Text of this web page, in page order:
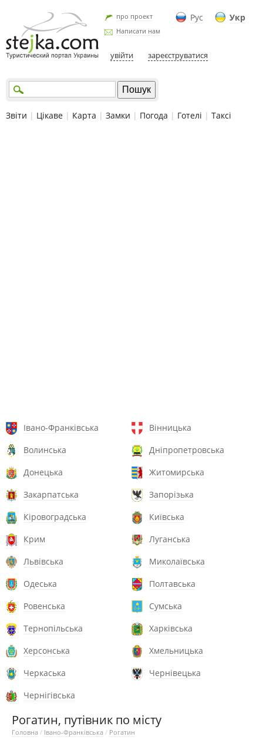
Рус Укр
про проект
Написати нам
увійти зареєструватися
Звіти | Цікаве | Карта | Замки | Погода | Готелі | Таксі
Івано-Франківська
Вінницька
Волинська
Дніпропетровська
Донецька
Житомирська
Закарпатська
Запорізька
Кіровоградська
Київська
Крим
Луганська
Львівська
Миколаївська
Одеська
Полтавська
Ровенська
Сумська
Тернопільська
Харківська
Херсонська
Хмельницька
Черкаська
Чернівецька
Чернігівська
Рогатин, путівник по місту
Головна / Івано-Франківська / Рогатин